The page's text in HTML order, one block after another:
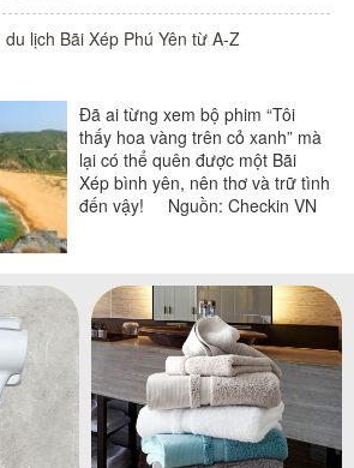
lịch Bãi Xép Phú Yên từ A-Z
Đã ai từng xem bộ phim “Tôi
thấy hoa vàng trên cỏ xanh” mà
lại có thể quên được một Bãi
Xép bình yên, nên thơ và trữ tình
đến vậy! Nguồn: Checkin VN